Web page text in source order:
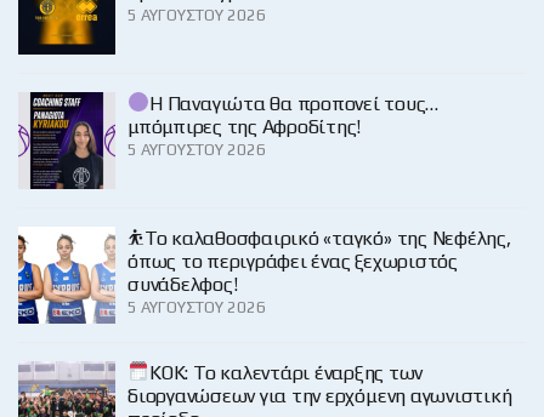
5 ΑΥΓΟΎΣΤΟΥ 2026
Η Παναγιώτα θα προπονεί τους…
μπόμπιρες της Αφροδίτης!
5 ΑΥΓΟΎΣΤΟΥ 2026
⛹️‍Το καλαθοσφαιρικό «ταγκό» της Νεφέλης,
όπως το περιγράφει ένας ξεχωριστός
συνάδελφος!
5 ΑΥΓΟΎΣΤΟΥ 2026
KOK: Το καλεντάρι έναρξης των
διοργανώσεων για την ερχόμενη αγωνιστική